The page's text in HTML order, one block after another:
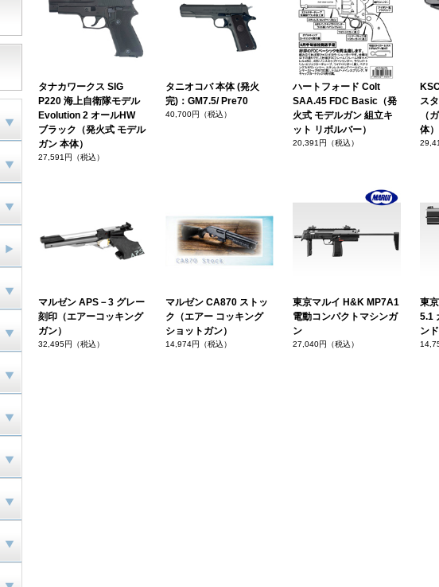
タナカワークス SIG
P220 海上自衛隊モデル
Evolution 2 オールHW
ブラック（発火式 モデル
ガン 本体）
27,591円（税込）
タニオコバ 本体 (発火
完)：GM7.5/ Pre70
40,700円（税込）
ハートフォード Colt
SAA.45 FDC Basic（発
火式 モデルガン 組立キ
ット リボルバー）
20,391円（税込）
ス
（
体）
マルゼン APS－3 グレー
刻印（エアーコッキング
ガン）
32,495円（税込）
マルゼン CA870 ストッ
ク（エアー コッキング
ショットガン）
14,974円（税込）
東京マルイ H&K MP7A1
電動コンパクトマシンガ
ン
27,040円（税込）
東
5.1
ン